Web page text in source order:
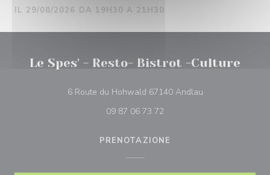
IL 29/08/2026 DA 19H30 A 21H30
Le Spes' - Resto- Bistrot -Culture
6 Route du Hohwald 67140 Andlau((apre una nuova
09 87 06 73 72
PRENOTAZIONE